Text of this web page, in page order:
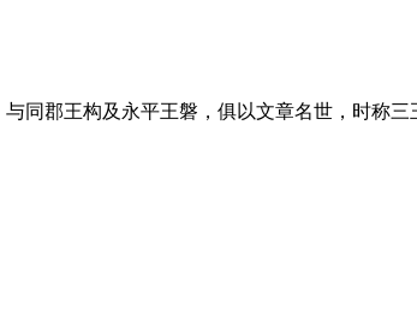
同郡王构及永平王磐，俱以文章名世，时称三